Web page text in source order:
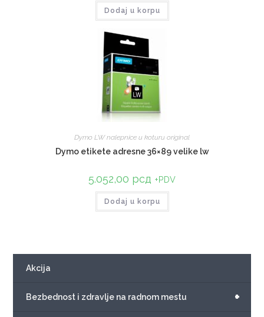
Dodaj u korpu
Dymo LW nalepnice u koturu original
Dymo etikete adresne 36×89 velike lw
5.052,00 рсд +PDV
Dodaj u korpu
Akcija
+
Bezbednost i zdravlje na radnom mestu